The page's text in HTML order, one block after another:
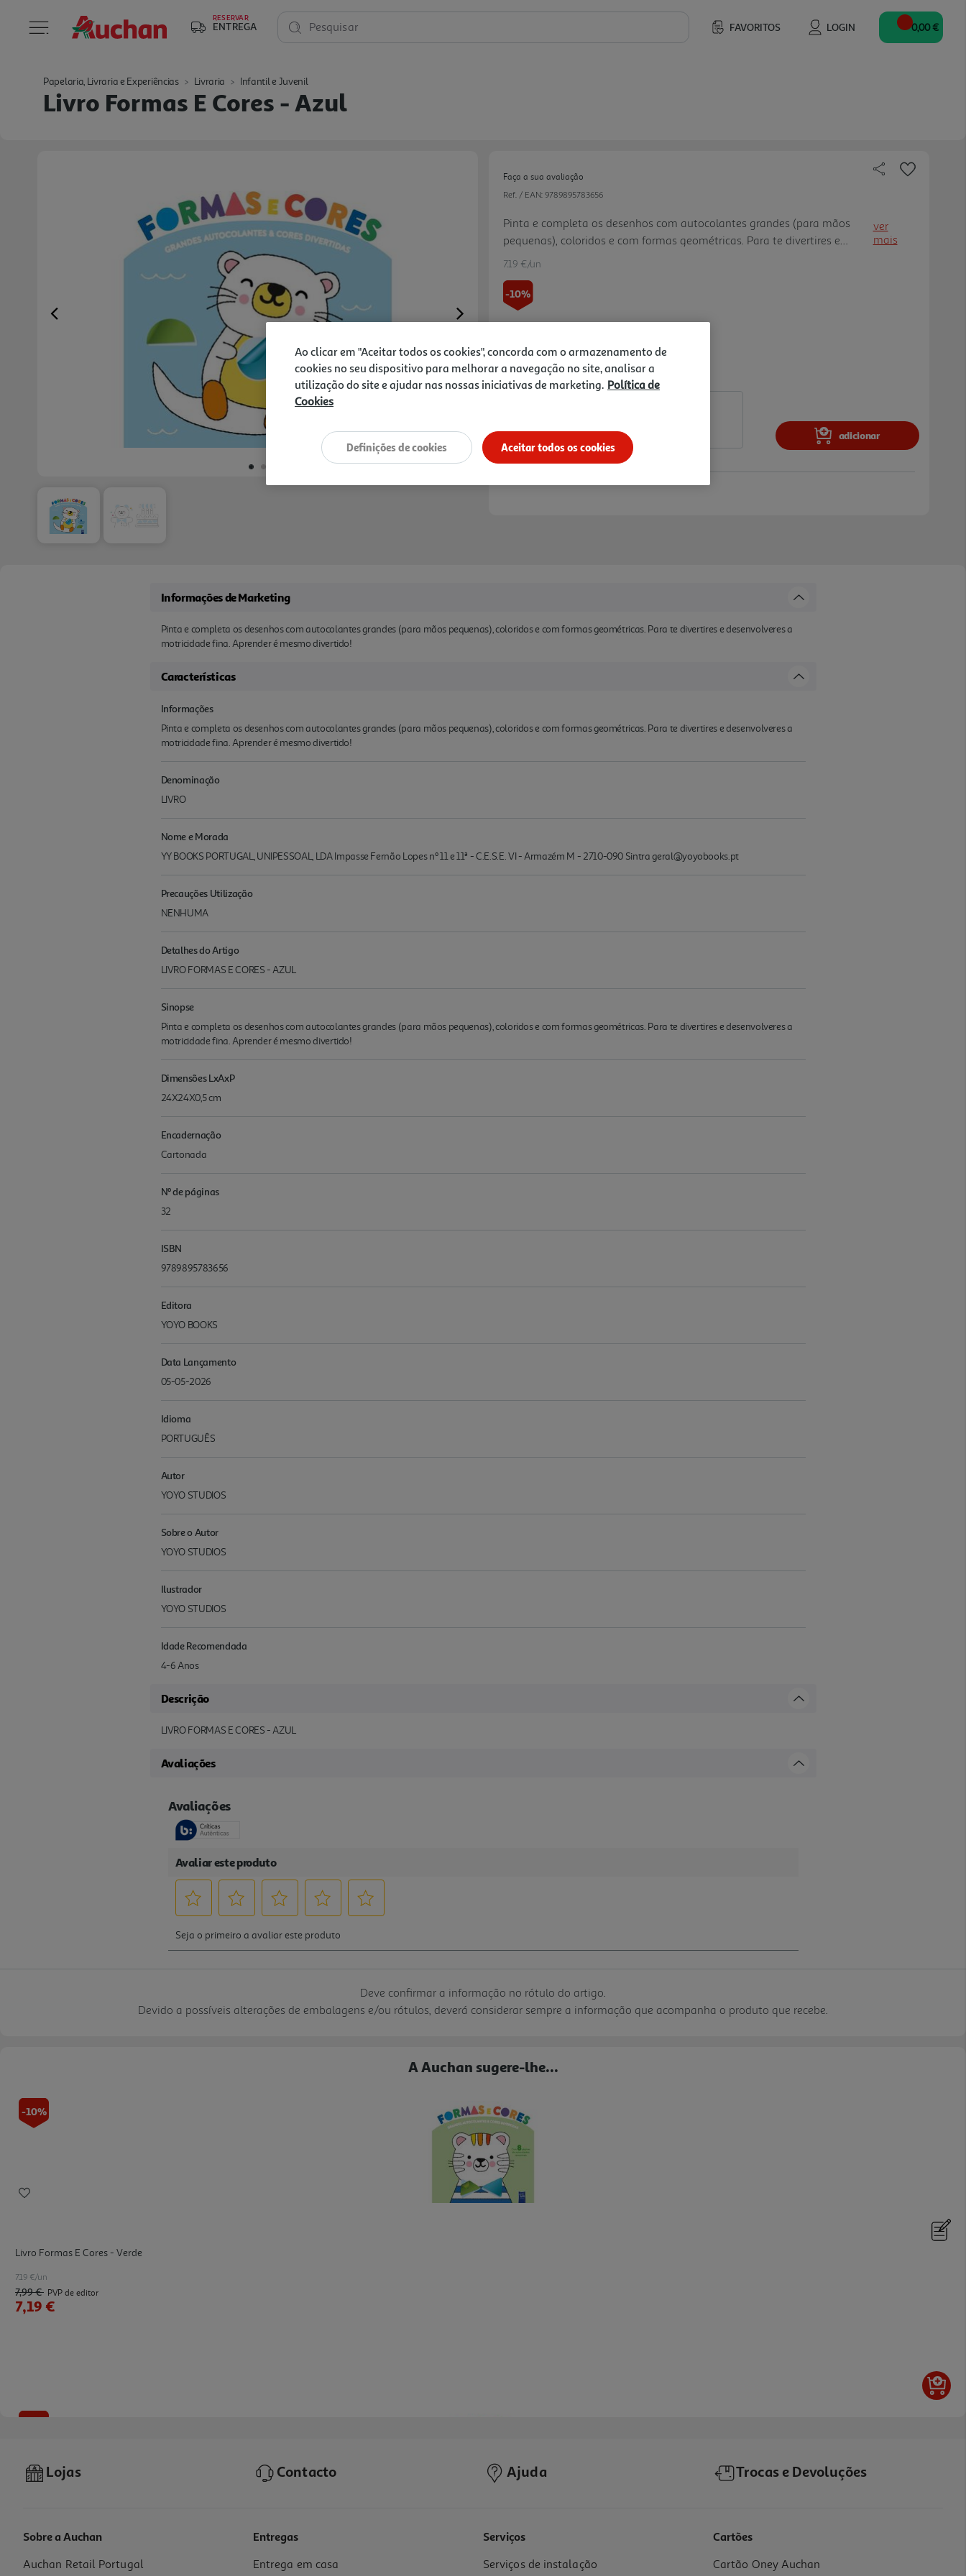
RESERVAR
ENTREGA FAVORITOS LOGIN
Pesquisar 0,00 €
Papelaria, Livraria e Experiências Livraria Infantil e Juvenil
Livro Formas E Cores - Azul
Previous Next
Faça a sua avaliação
Ref. / EAN: 9789895783656
Pinta e completa os desenhos com autocolantes grandes (para mãos
pequenas), coloridos e com formas geométricas. Para te divertires e
desenvolveres a motricidade fina. Aprender é mesmo divertido!
ver
mais
7.19 €/un
-10%
7,19 €
Notas de preparação
adicionar
Informações de Marketing
Pinta e completa os desenhos com autocolantes grandes (para mãos pequenas), coloridos e com formas geométricas. Para te divertires e desenvolveres a
motricidade fina. Aprender é mesmo divertido!
Características
Informações
Pinta e completa os desenhos com autocolantes grandes (para mãos pequenas), coloridos e com formas geométricas. Para te divertires e desenvolveres a
motricidade fina. Aprender é mesmo divertido!
Denominação
LIVRO
Nome e Morada
YY BOOKS PORTUGAL, UNIPESSOAL, LDA Impasse Fernão Lopes nº 11 e 11ª - C.E.S.E. VI - Armazém M - 2710-090 Sintra geral@yoyobooks.pt
Precauções Utilização
NENHUMA
Detalhes do Artigo
LIVRO FORMAS E CORES - AZUL
Sinopse
Pinta e completa os desenhos com autocolantes grandes (para mãos pequenas), coloridos e com formas geométricas. Para te divertires e desenvolveres a
motricidade fina. Aprender é mesmo divertido!
Dimensões LxAxP
24X24X0,5 cm
Encadernação
Cartonada
Nº de páginas
32
ISBN
9789895783656
Editora
YOYO BOOKS
Data Lançamento
05-05-2026
Idioma
PORTUGUÊS
Autor
YOYO STUDIOS
Sobre o Autor
YOYO STUDIOS
Ilustrador
YOYO STUDIOS
Idade Recomendada
4-6 Anos
Descrição
LIVRO FORMAS E CORES - AZUL
Avaliações
Deve confirmar a informação no rótulo do artigo.
Devido a possíveis alterações de embalagens e/ou rótulos, deverá considerar sempre a informação que acompanha o produto que recebe.
A Auchan sugere-lhe...
-10%
Livro Formas E Cores - Verde
7.19 €/un
7,99 € PVP de editor
7,19 €
Livro Formas E Cores - Rosa
Lojas Contacto Ajuda Trocas e Devoluções
Sobre a Auchan
Auchan Retail Portugal
Entregas
Entrega em casa
Serviços
Serviços de instalação
Cartões
Cartão Oney Auchan
Ao clicar em "Aceitar todos os cookies", concorda com o armazenamento de
cookies no seu dispositivo para melhorar a navegação no site, analisar a
utilização do site e ajudar nas nossas iniciativas de marketing. Política de
Cookies
Aceitar todos os cookies
Definições de cookies